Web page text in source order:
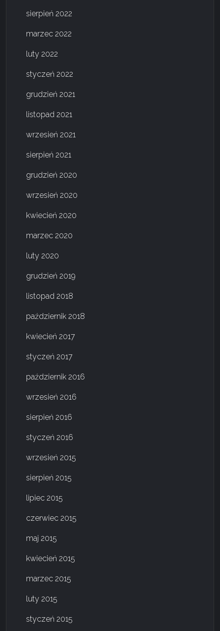
sierpień 2022
marzec 2022
luty 2022
styczeń 2022
grudzień 2021
listopad 2021
wrzesień 2021
sierpień 2021
grudzień 2020
wrzesień 2020
kwiecień 2020
marzec 2020
luty 2020
grudzień 2019
listopad 2018
październik 2018
kwiecień 2017
styczeń 2017
październik 2016
wrzesień 2016
sierpień 2016
styczeń 2016
wrzesień 2015
sierpień 2015
lipiec 2015
czerwiec 2015
maj 2015
kwiecień 2015
marzec 2015
luty 2015
styczeń 2015